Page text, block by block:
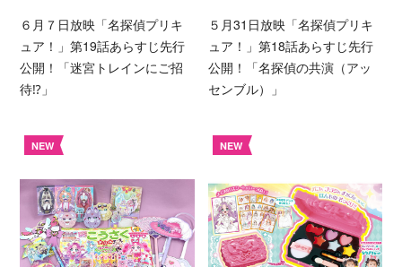
６月７日放映「名探偵プリキ
ュア！」第19話あらすじ先行
公開！「迷宮トレインにご招
待⁉︎」
５月31日放映「名探偵プリキ
ュア！」第18話あらすじ先行
公開！「名探偵の共演（アッ
センブル）」
NEW NEW